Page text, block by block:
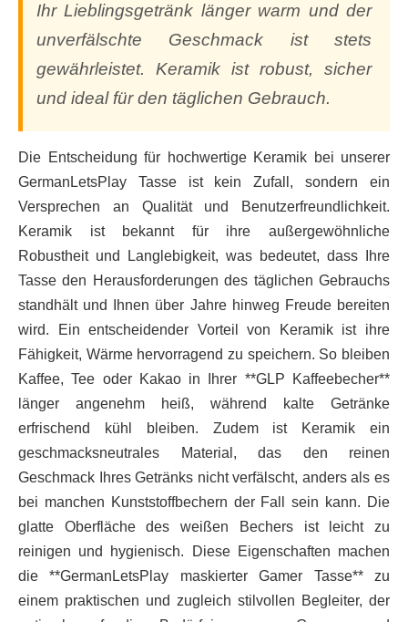
Ihr Lieblingsgetränk länger warm und der
unverfälschte Geschmack ist stets
gewährleistet. Keramik ist robust, sicher
und ideal für den täglichen Gebrauch.
Die Entscheidung für hochwertige Keramik bei unserer
GermanLetsPlay Tasse ist kein Zufall, sondern ein
Versprechen an Qualität und Benutzerfreundlichkeit.
Keramik ist bekannt für ihre außergewöhnliche
Robustheit und Langlebigkeit, was bedeutet, dass Ihre
Tasse den Herausforderungen des täglichen Gebrauchs
standhält und Ihnen über Jahre hinweg Freude bereiten
wird. Ein entscheidender Vorteil von Keramik ist ihre
Fähigkeit, Wärme hervorragend zu speichern. So bleiben
Kaffee, Tee oder Kakao in Ihrer **GLP Kaffeebecher**
länger angenehm heiß, während kalte Getränke
erfrischend kühl bleiben. Zudem ist Keramik ein
geschmacksneutrales Material, das den reinen
Geschmack Ihres Getränks nicht verfälscht, anders als es
bei manchen Kunststoffbechern der Fall sein kann. Die
glatte Oberfläche des weißen Bechers ist leicht zu
reinigen und hygienisch. Diese Eigenschaften machen
die **GermanLetsPlay maskierter Gamer Tasse** zu
einem praktischen und zugleich stilvollen Begleiter, der